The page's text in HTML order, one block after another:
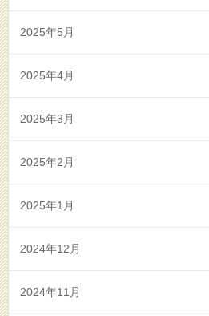
2025年5月
2025年4月
2025年3月
2025年2月
2025年1月
2024年12月
2024年11月